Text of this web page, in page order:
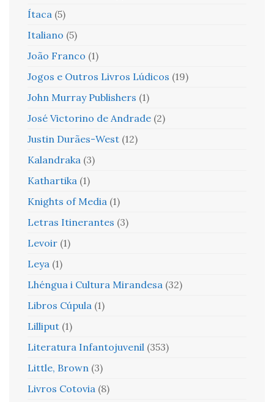
Ítaca (5)
Italiano (5)
João Franco (1)
Jogos e Outros Livros Lúdicos (19)
John Murray Publishers (1)
José Victorino de Andrade (2)
Justin Durães-West (12)
Kalandraka (3)
Kathartika (1)
Knights of Media (1)
Letras Itinerantes (3)
Levoir (1)
Leya (1)
Lhéngua i Cultura Mirandesa (32)
Libros Cúpula (1)
Lilliput (1)
Literatura Infantojuvenil (353)
Little, Brown (3)
Livros Cotovia (8)